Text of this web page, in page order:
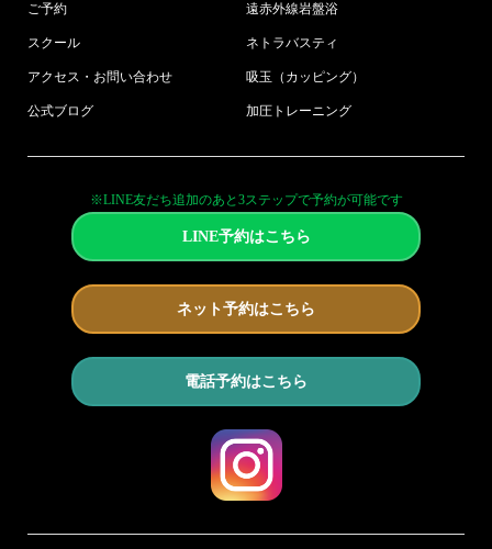
ご予約
スクール
アクセス・お問い合わせ
公式ブログ
遠赤外線岩盤浴
ネトラバスティ
吸玉（カッピング）
加圧トレーニング
※LINE友だち追加のあと3ステップで予約が可能です
LINE予約はこちら
ネット予約はこちら
電話予約はこちら